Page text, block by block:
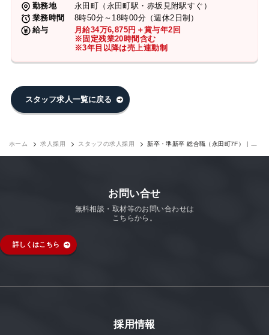
勤務地
永田町（永田町駅・赤坂見附駅すぐ）
業務時間
8時50分～18時00分（週休2日制）
給与
月給34万6,875円＋賞与年2回
※固定残業20時間含む
※3年目以降は売上連動制
スタッフ求人一覧に戻る
ホーム 求人採用 スタッフの求人採用
新卒・準新卒 総合職（永田町7F）｜求
お問い合せ
無料相談・取材等のお問い合わせは
こちらから。
詳しくはこちら
採用情報